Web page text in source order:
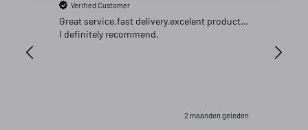
Verified Customer
Great service,fast delivery,excelent product…
I definitely recommend.
2 maanden geleden